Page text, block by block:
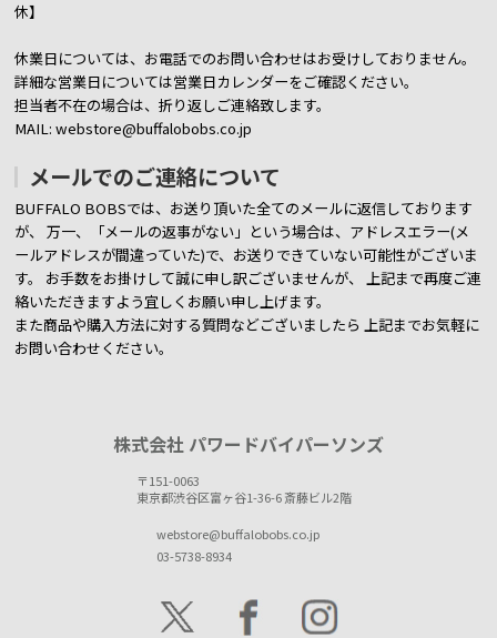
休】
休業日については、お電話でのお問い合わせはお受けしておりません。
詳細な営業日については営業日カレンダーをご確認ください。
担当者不在の場合は、折り返しご連絡致します。
MAIL: webstore@buffalobobs.co.jp
メールでのご連絡について
BUFFALO BOBSでは、お送り頂いた全てのメールに返信しております
が、
万一、「メールの返事がない」という場合は、アドレスエラー(メ
ールアドレスが間違っていた)で、お送りできていない可能性がございま
す。 お手数をお掛けして誠に申し訳ございませんが、 上記まで再度ご連
絡いただきますよう宜しくお願い申し上げます。
また商品や購入方法に対する質問などございましたら 上記までお気軽に
お問い合わせください。
株式会社 パワードバイパーソンズ
〒151-0063
東京都渋谷区富ヶ谷1-36-6 斎藤ビル2階
webstore@buffalobobs.co.jp
03-5738-8934